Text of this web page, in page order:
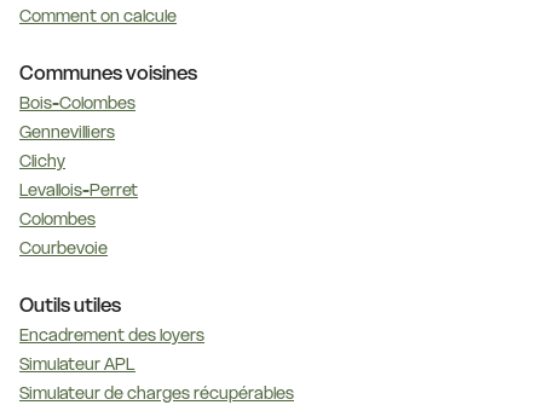
Comment on calcule
Communes voisines
Bois-Colombes
Gennevilliers
Clichy
Levallois-Perret
Colombes
Courbevoie
Outils utiles
Encadrement des loyers
Simulateur APL
Simulateur de charges récupérables